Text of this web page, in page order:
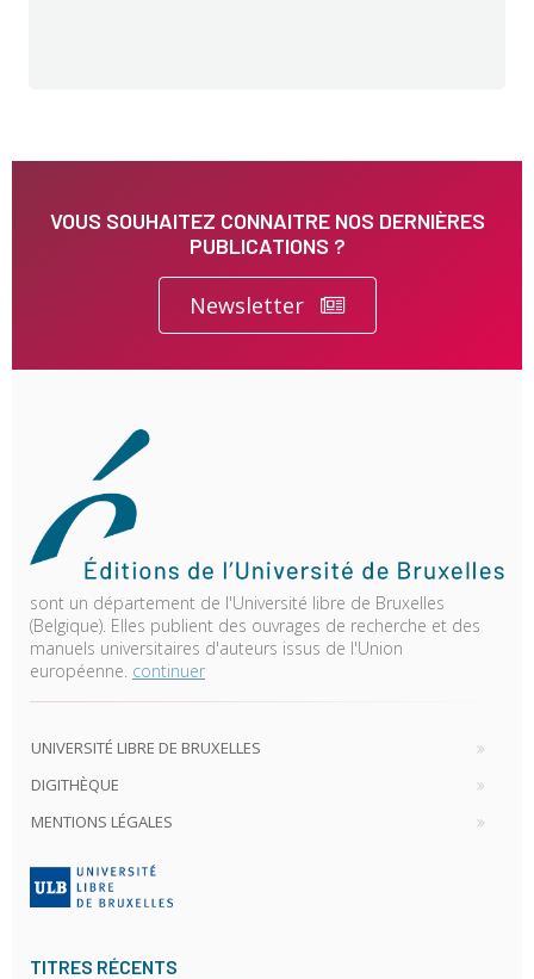
VOUS SOUHAITEZ CONNAITRE NOS DERNIÈRES
PUBLICATIONS ?
Newsletter
sont un département de l'Université libre de Bruxelles
(Belgique). Elles publient des ouvrages de recherche et des
manuels universitaires d'auteurs issus de l'Union
européenne. continuer
UNIVERSITÉ LIBRE DE BRUXELLES
DIGITHÈQUE
MENTIONS LÉGALES
TITRES RÉCENTS